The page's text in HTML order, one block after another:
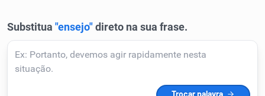
Detector de IA
Humanizador de IA